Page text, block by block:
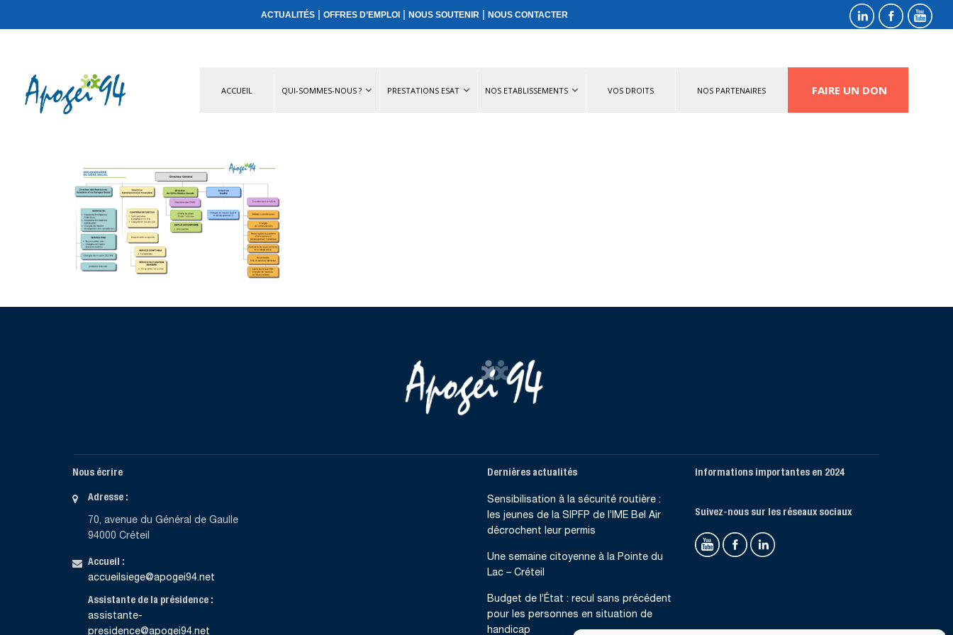
ACTUALITÉS |OFFRES D’EMPLOI |NOUS SOUTENIR |NOUS CONTACTER
ACCUEIL QUI-SOMMES-NOUS ? PRESTATIONS ESAT NOS ETABLISSEMENTS VOS DROITS NOS PARTENAIRES FAIRE UN DON
Nous écrire
Adresse :
70, avenue du Général de Gaulle
94000 Créteil
Accueil :
accueilsiege@apogei94.net
Assistante de la présidence :
assistante-
presidence@apogei94.net
Dernières actualités
Sensibilisation à la sécurité routière :
les jeunes de la SIPFP de l’IME Bel Air
décrochent leur permis
Une semaine citoyenne à la Pointe du
Lac – Créteil
Budget de l’État : recul sans précédent
pour les personnes en situation de
handicap
Informations importantes en 2024
Suivez-nous sur les réseaux sociaux